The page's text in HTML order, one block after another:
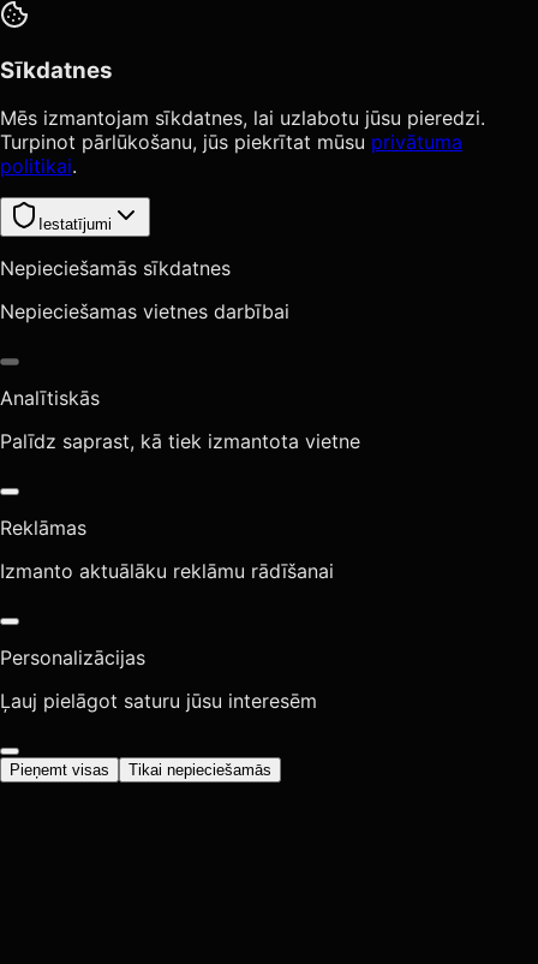
Sīkdatnes
Mēs izmantojam sīkdatnes, lai uzlabotu jūsu pieredzi.
Turpinot pārlūkošanu, jūs piekrītat mūsu privātuma
politikai.
Iestatījumi
Nepieciešamās sīkdatnes
Nepieciešamas vietnes darbībai
Analītiskās
Palīdz saprast, kā tiek izmantota vietne
Reklāmas
Izmanto aktuālāku reklāmu rādīšanai
Personalizācijas
Ļauj pielāgot saturu jūsu interesēm
Pieņemt visas Tikai nepieciešamās